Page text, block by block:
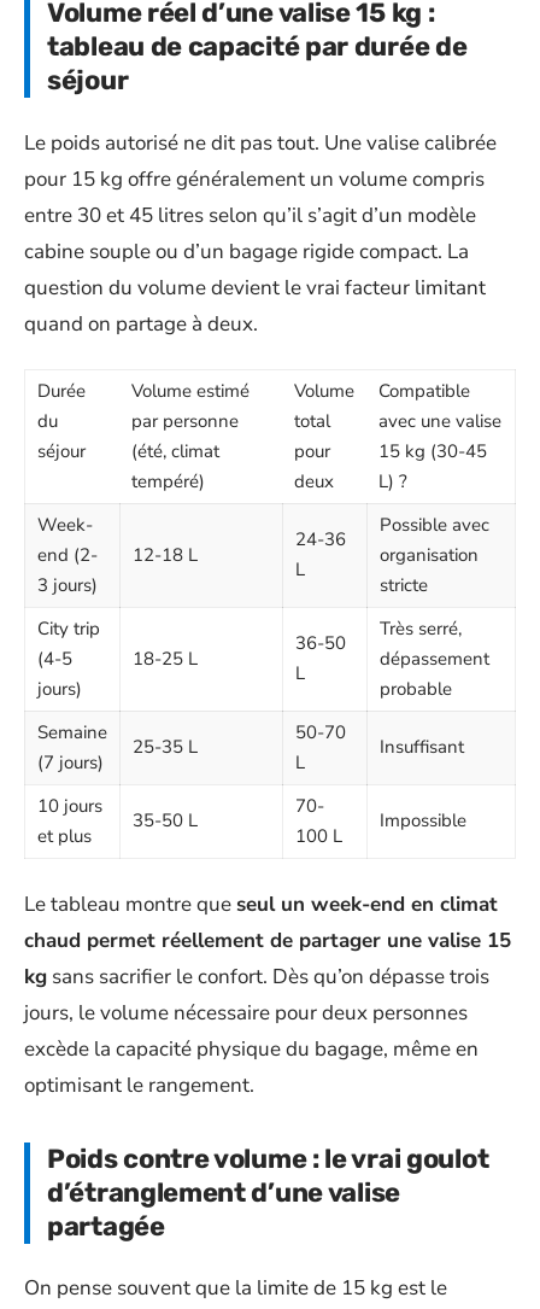
Volume réel d’une valise 15 kg :
tableau de capacité par durée de
séjour
Le poids autorisé ne dit pas tout. Une valise calibrée
pour 15 kg offre généralement un volume compris
entre 30 et 45 litres selon qu’il s’agit d’un modèle
cabine souple ou d’un bagage rigide compact. La
question du volume devient le vrai facteur limitant
quand on partage à deux.
Durée
du
séjour
Volume estimé
par personne
(été, climat
tempéré)
Volume
total
pour
deux
Compatible
avec une valise
15 kg (30-45
L) ?
Week-
end (2-
3 jours)
12-18 L
24-36
L
Possible avec
organisation
stricte
City trip
(4-5
jours)
18-25 L
36-50
L
Très serré,
dépassement
probable
Semaine
(7 jours)
25-35 L
50-70
L
Insuffisant
10 jours
et plus
35-50 L
70-
100 L
Impossible
Le tableau montre que seul un week-end en climat
chaud permet réellement de partager une valise 15
kg sans sacrifier le confort. Dès qu’on dépasse trois
jours, le volume nécessaire pour deux personnes
excède la capacité physique du bagage, même en
optimisant le rangement.
Poids contre volume : le vrai goulot
d’étranglement d’une valise
partagée
On pense souvent que la limite de 15 kg est le